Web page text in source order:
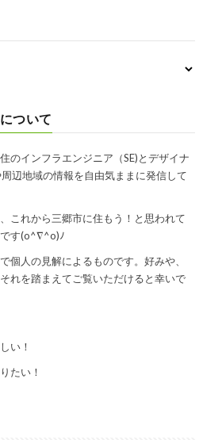
ついて
のインフラエンジニア（SE)とデザイナ
辺地域の情報を自由気ままに発信して
これから三郷市に住もう！と思われて
す(o^∇^o)ﾉ
個人の見解によるものです。好みや、
れを踏まえてご覧いただけると幸いで
い！
たい！